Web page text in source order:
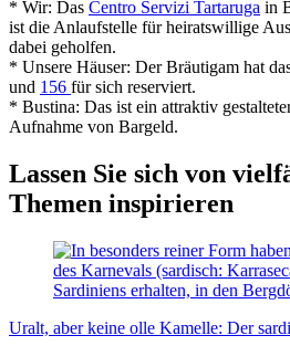
* Wir: Das Centro Servizi Tartaruga in
ist die Anlaufstelle für heiratswillige
dabei geholfen.
* Unsere Häuser: Der Bräutigam hat
und 156 für sich reserviert.
* Bustina: Das ist ein attraktiv
Aufnahme von Bargeld.
Lassen Sie sich von
Themen inspirieren
Uralt, aber keine olle Kamelle: Der